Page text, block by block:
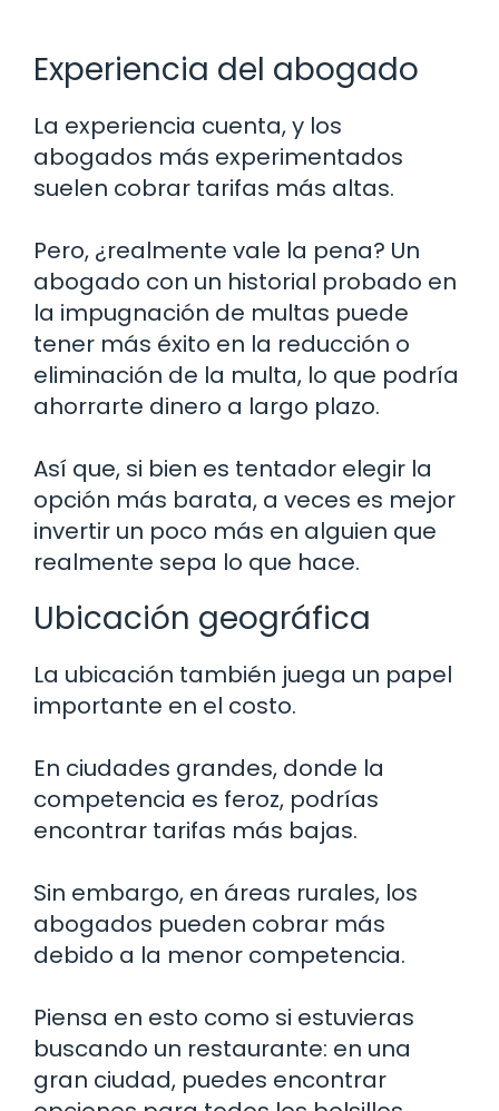
Experiencia del abogado
La experiencia cuenta, y los
abogados más experimentados
suelen cobrar tarifas más altas.
Pero, ¿realmente vale la pena? Un
abogado con un historial probado en
la impugnación de multas puede
tener más éxito en la reducción o
eliminación de la multa, lo que podría
ahorrarte dinero a largo plazo.
Así que, si bien es tentador elegir la
opción más barata, a veces es mejor
invertir un poco más en alguien que
realmente sepa lo que hace.
Ubicación geográfica
La ubicación también juega un papel
importante en el costo.
En ciudades grandes, donde la
competencia es feroz, podrías
encontrar tarifas más bajas.
Sin embargo, en áreas rurales, los
abogados pueden cobrar más
debido a la menor competencia.
Piensa en esto como si estuvieras
buscando un restaurante: en una
gran ciudad, puedes encontrar